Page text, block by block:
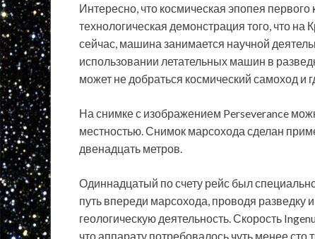
Интересно, что космическая эпопея
технологическая демонстрация того, что
сейчас, машина занимается научной
использовании летательных машин в
может не добраться космический самоход и
На снимке с изображением Perseverance
местностью. Снимок марсохода сделан
двенадцать метров.
Одиннадцатый по счету рейс был
путь впереди марсохода, проводя разведку
геологическую деятельность. Скорость
что аппарату потребовалось чуть менее